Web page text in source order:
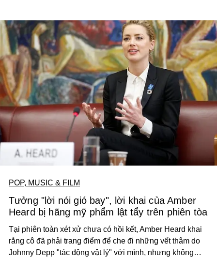
POP, MUSIC & FILM
Tưởng "lời nói gió bay", lời khai của Amber
Heard bị hãng mỹ phẩm lật tẩy trên phiên tòa
Tại phiên toàn xét xử chưa có hồi kết, Amber Heard khai
rằng cô đã phải trang điểm để che đi những vết thâm do
Johnny Depp "tác động vật lý" với mình, nhưng không